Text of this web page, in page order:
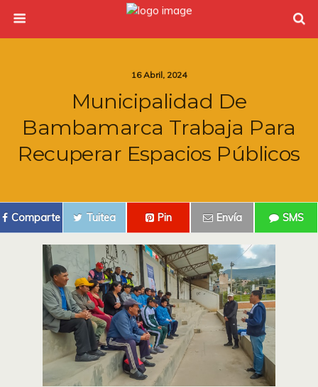
16 Abril, 2024
Municipalidad De
Bambamarca Trabaja Para
Recuperar Espacios Públicos
Comparte Tuitea Pin Envía SMS